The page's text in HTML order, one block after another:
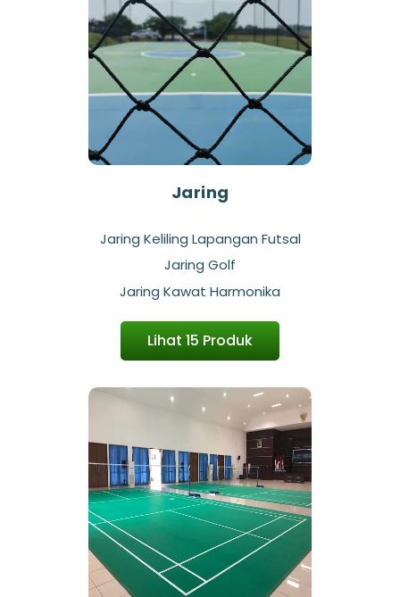
Jaring
Jaring Keliling Lapangan Futsal
Jaring Golf
Jaring Kawat Harmonika
Lihat 15 Produk